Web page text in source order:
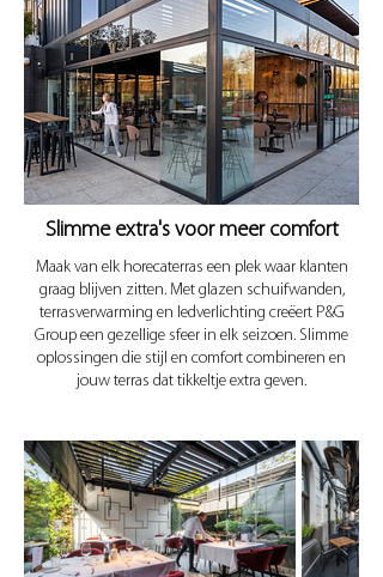
Slimme extra's voor meer comfort
Maak van elk horecaterras een plek waar klanten
graag blijven zitten. Met glazen schuifwanden,
terrasverwarming en ledverlichting creëert P&G
Group een gezellige sfeer in elk seizoen. Slimme
oplossingen die stijl en comfort combineren en
jouw terras dat tikkeltje extra geven.